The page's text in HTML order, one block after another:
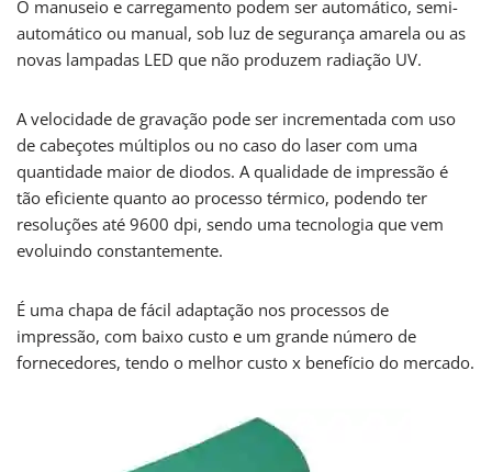
O manuseio e carregamento podem ser automático, semi-
automático ou manual, sob luz de segurança amarela ou as
novas lampadas LED que não produzem radiação UV.
A velocidade de gravação pode ser incrementada com uso
de cabeçotes múltiplos ou no caso do laser com uma
quantidade maior de diodos. A qualidade de impressão é
tão eficiente quanto ao processo térmico, podendo ter
resoluções até 9600 dpi, sendo uma tecnologia que vem
evoluindo constantemente.
É uma chapa de fácil adaptação nos processos de
impressão, com baixo custo e um grande número de
fornecedores, tendo o melhor custo x benefício do mercado.